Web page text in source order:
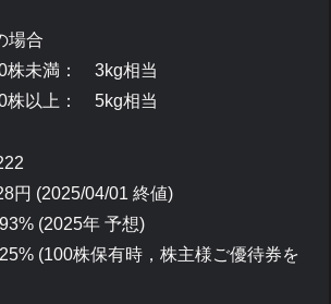
合
満： 3kg相当
上： 5kg相当
04/01 終値)
(2025年 予想)
(100株保有時，株主様ご優待券を